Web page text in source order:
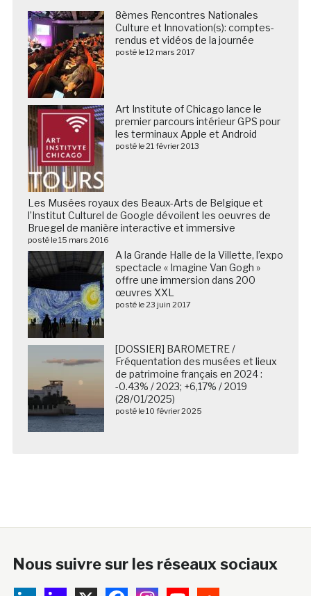
8èmes Rencontres Nationales
Culture et Innovation(s): comptes-
rendus et vidéos de la journée
posté le 12 mars 2017
Art Institute of Chicago lance le
premier parcours intérieur GPS pour
les terminaux Apple et Android
posté le 21 février 2013
Les Musées royaux des Beaux-Arts de Belgique et
l’Institut Culturel de Google dévoilent les oeuvres de
Bruegel de manière interactive et immersive
posté le 15 mars 2016
A la Grande Halle de la Villette, l’expo
spectacle « Imagine Van Gogh »
offre une immersion dans 200
œuvres XXL
posté le 23 juin 2017
[DOSSIER] BAROMETRE /
Fréquentation des musées et lieux
de patrimoine français en 2024 :
-0.43% / 2023; +6,17% / 2019
(28/01/2025)
posté le 10 février 2025
Nous suivre sur les réseaux sociaux